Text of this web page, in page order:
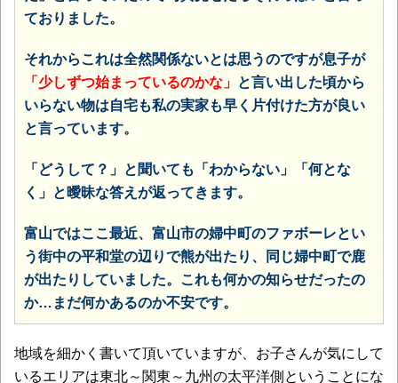
ておりました。
それからこれは全然関係ないとは思うのですが息子が
「少しずつ始まっているのかな」 と言い出した頃から
いらない物は自宅も私の実家も早く片付けた方が良い
と言っています。
「どうして？」と聞いても「わからない」「何とな
く」と曖昧な答えが返ってきます。
富山ではここ最近、富山市の婦中町のファボーレとい
う街中の平和堂の辺りで熊が出たり、同じ婦中町で鹿
が出たりしていました。これも何かの知らせだったの
か…まだ何かあるのか不安です。
地域を細かく書いて頂いていますが、お子さんが気にして
いるエリアは東北～関東～九州の太平洋側ということにな